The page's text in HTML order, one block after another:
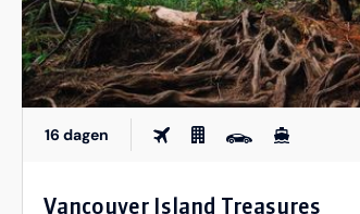
16 dagen
Vancouver Island Treasures